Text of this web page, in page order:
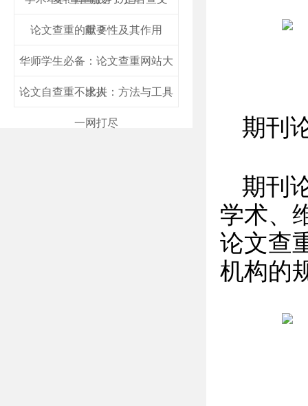
献？
论文查重的重要性及其作用
华师学生必备：论文查重网站大
比拼
论文自查重不求人：方法与工具
一网打尽 期刊
期刊
学术、
论文查
机构的